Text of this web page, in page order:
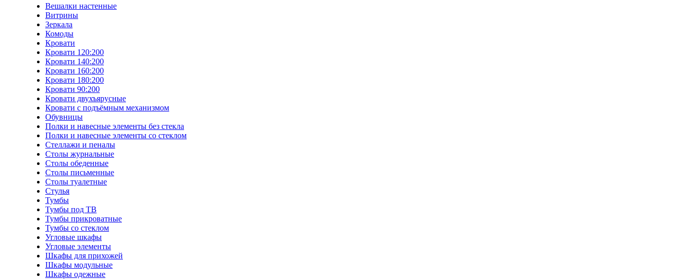
Вешалки настенные
Витрины
Зеркала
Комоды
Кровати
Кровати 120:200
Кровати 140:200
Кровати 160:200
Кровати 180:200
Кровати 90:200
Кровати двухъярусные
Кровати с подъёмным механизмом
Обувницы
Полки и навесные элементы без стекла
Полки и навесные элементы со стеклом
Стеллажи и пеналы
Столы журнальные
Столы обеденные
Столы письменные
Столы туалетные
Стулья
Тумбы
Тумбы под ТВ
Тумбы прикроватные
Тумбы со стеклом
Угловые шкафы
Угловые элементы
Шкафы для прихожей
Шкафы модульные
Шкафы одежные